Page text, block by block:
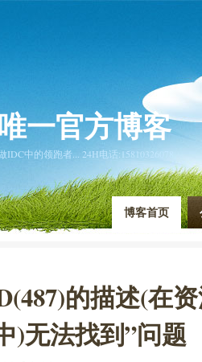
一官方博客
中的领跑者... 24H电话:15810326078
博客首页
的描述(在
)无法找到”问题